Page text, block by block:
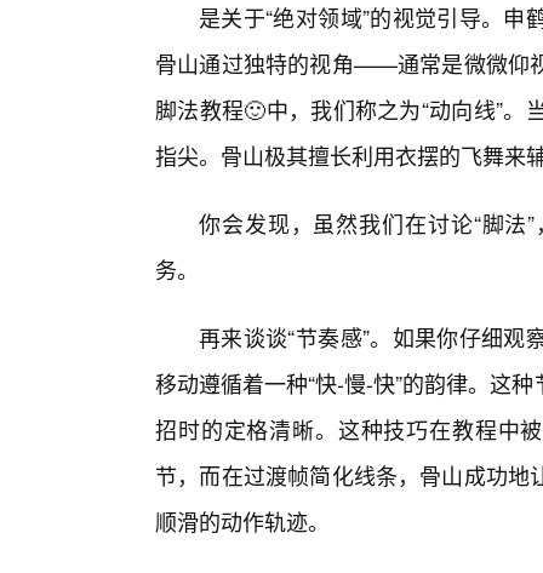
是关于“绝对领域”的视觉引导。
骨山通过独特的视角——通常是微微仰
脚法教程🙂中，我们称之为“动向线”
指尖。骨山极其擅长利用衣摆的飞舞来
你会发现，虽然我们在讨论“脚法
务。
再来谈谈“节奏感”。如果你仔细
移动遵循着一种“快-慢-快”的韵律。这
招时的定格清晰。这种技巧在教程中
节，而在过渡帧简化线条，骨山成功
顺滑的动作轨迹。